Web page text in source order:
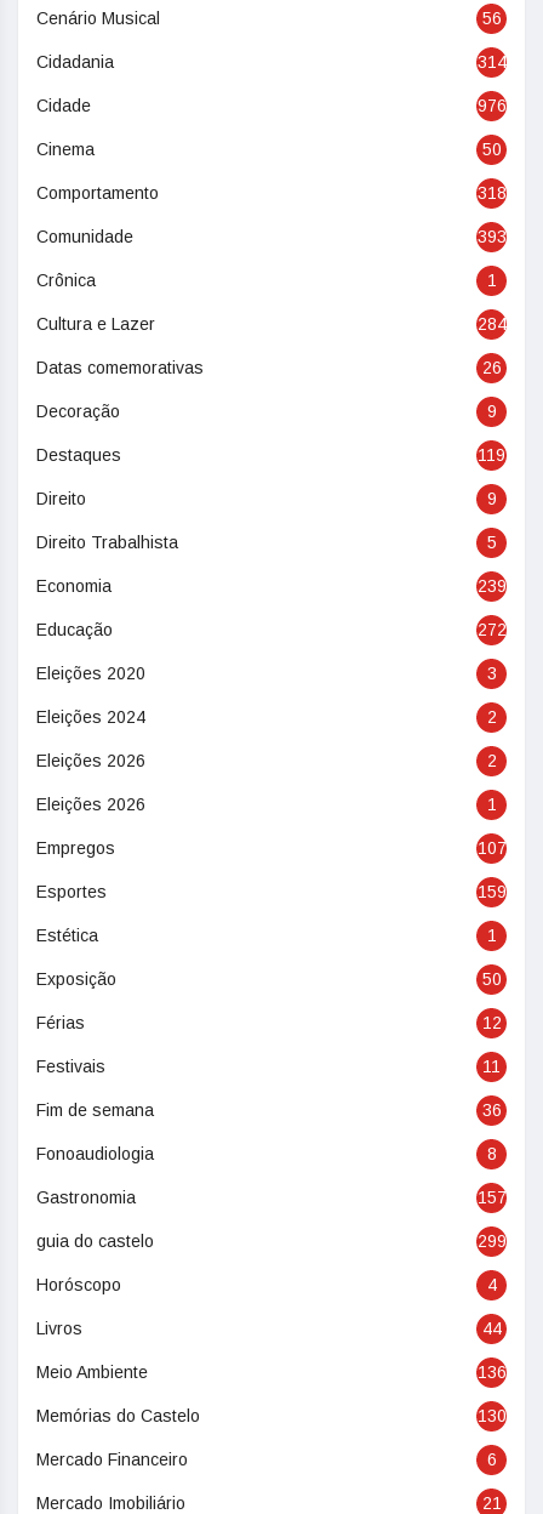
Cenário Musical 56
Cidadania 314
Cidade 976
Cinema 50
Comportamento 318
Comunidade 393
Crônica 1
Cultura e Lazer 284
Datas comemorativas 26
Decoração 9
Destaques 119
Direito 9
Direito Trabalhista 5
Economia 239
Educação 272
Eleições 2020 3
Eleições 2024 2
Eleições 2026 2
Eleições 2026 1
Empregos 107
Esportes 159
Estética 1
Exposição 50
Férias 12
Festivais 11
Fim de semana 36
Fonoaudiologia 8
Gastronomia 157
guia do castelo 299
Horóscopo 4
Livros 44
Meio Ambiente 136
Memórias do Castelo 130
Mercado Financeiro 6
Mercado Imobiliário 21